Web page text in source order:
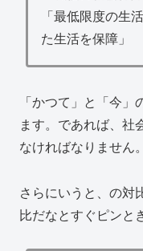
「最低限度の生
た生活を保障」
「かつて」と「今
ます。であれば、社
なければなりません。
さらにいうと、の対
比だなとすぐピンと